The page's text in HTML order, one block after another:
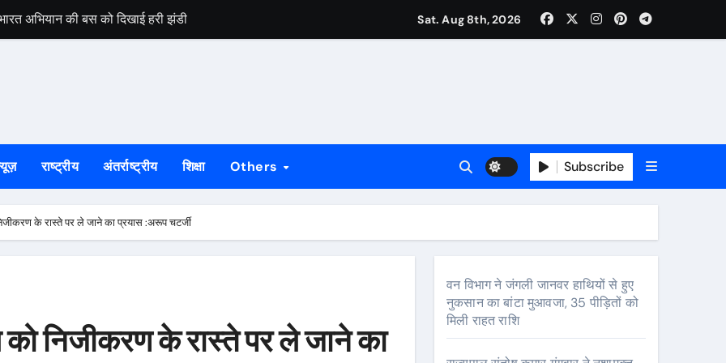
अभियान की बस को दिखाई हरी झंडी
सरकार के समक्ष उठीं मांगें
फार्म एरिया हाई स्कूल में पैरेंटिंग वर्कशॉप
मांगों पर गंभीरता से विचार का भरोसा
भक्ति का महाकुंभ, दीपक लख्खा और स्नेहा सिंह राजपूत की भजन संध्या होगी आकर्षण
Sat. Aug 8th, 2026
राष्ट्रीय अंतर्राष्ट्रीय शिक्षा Others Subscribe
के रास्ते पर ले जाने का प्रयास :अरूप चटर्जी
को निजीकरण के रास्ते पर ले जाने का
वन विभाग ने जंगली जानवर हाथियों से हुए
नुकसान का बांटा मुआवजा, 35 पीड़ितों को
मिली राहत राशि